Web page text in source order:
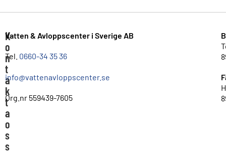
K
o
n
t
a
k
t
a
o
s
s
Vatten & Avloppscenter i Sverige AB
Tel. 0660-34 35 36
info@vattenavloppscenter.se
Org.nr 559439-7605